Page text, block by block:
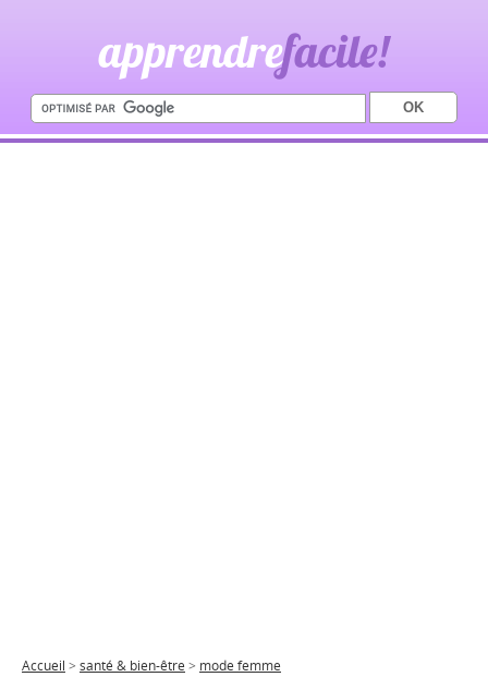
apprendrefacile!
Accueil > santé & bien-être > mode femme